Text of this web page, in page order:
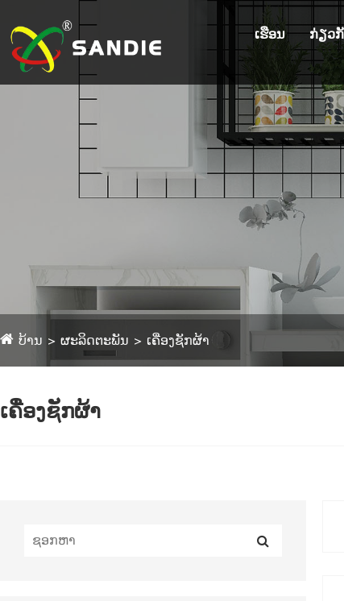
ເຮືອນ ກ່ຽວ​
ບ້ານ ຜະລິດຕະພັນ ເຄື່ອງຊັກຜ້າ
ເຄື່ອງຊັກຜ້າ